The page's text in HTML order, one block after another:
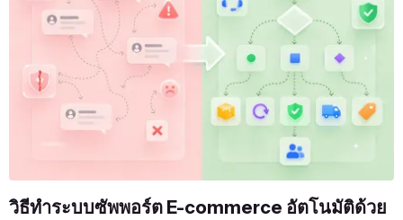
วิธีทำระบบซัพพอร์ต E-commerce อัตโนมัติด้วย